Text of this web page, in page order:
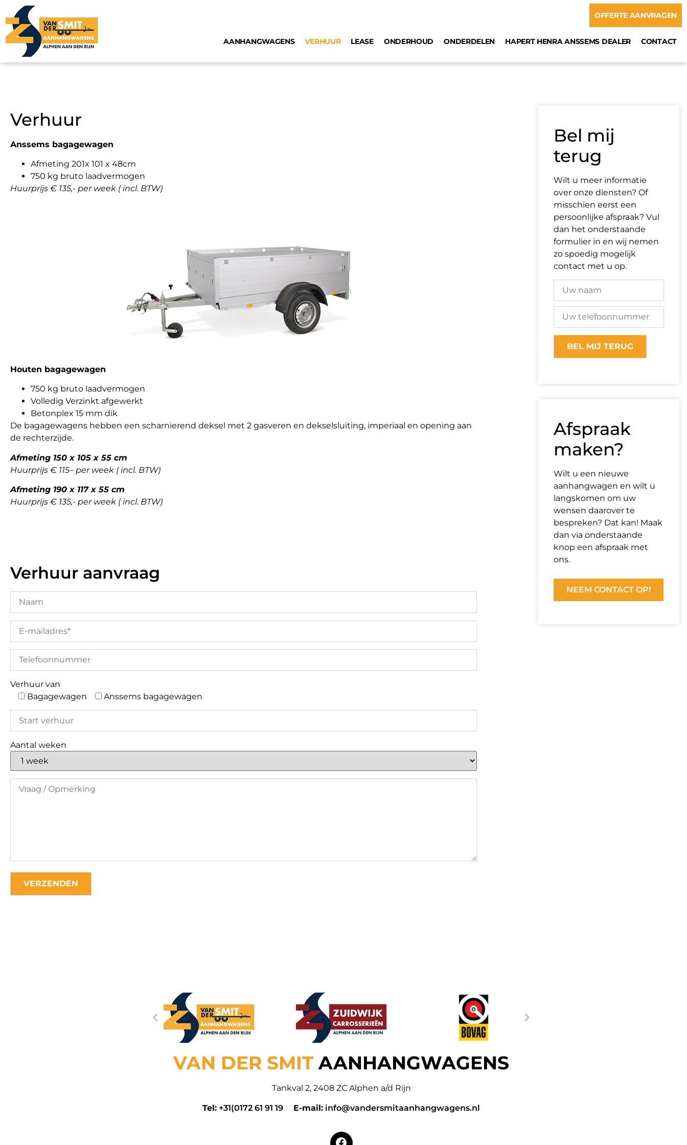
AANHANGWAGENS VERHUUR LEASE ONDERHOUD ONDERDELEN HAPERT HENRA ANSSEMS DEALER CONTACT
OFFERTE AANVRAGEN
Verhuur
Anssems bagagewagen
Afmeting 201x 101 x 48cm
750 kg bruto laadvermogen
Huurprijs € 135,- per week ( incl. BTW)
Houten bagagewagen
750 kg bruto laadvermogen
Volledig Verzinkt afgewerkt
Betonplex 15 mm dik
De bagagewagens hebben een scharnierend deksel met 2 gasveren en dekselsluiting, imperiaal en opening aan
de rechterzijde.
Afmeting 150 x 105 x 55 cm
Huurprijs € 115– per week ( incl. BTW)
Afmeting 190 x 117 x 55 cm
Huurprijs € 135,- per week ( incl. BTW)
Verhuur aanvraag
Verhuur van
Bagagewagen
Anssems bagagewagen
Aantal weken
Bel mij
terug
Wilt u meer informatie
over onze diensten? Of
misschien eerst een
persoonlijke afspraak? Vul
dan het onderstaande
formulier in en wij nemen
zo spoedig mogelijk
contact met u op.
Afspraak
maken?
Wilt u een nieuwe
aanhangwagen en wilt u
langskomen om uw
wensen daarover te
bespreken? Dat kan! Maak
dan via onderstaande
knop een afspraak met
ons.
NEEM CONTACT OP!
VAN DER SMIT AANHANGWAGENS
Tankval 2, 2408 ZC Alphen a/d Rijn
Tel: +31(0172 61 91 19 E-mail: info@vandersmitaanhangwagens.nl